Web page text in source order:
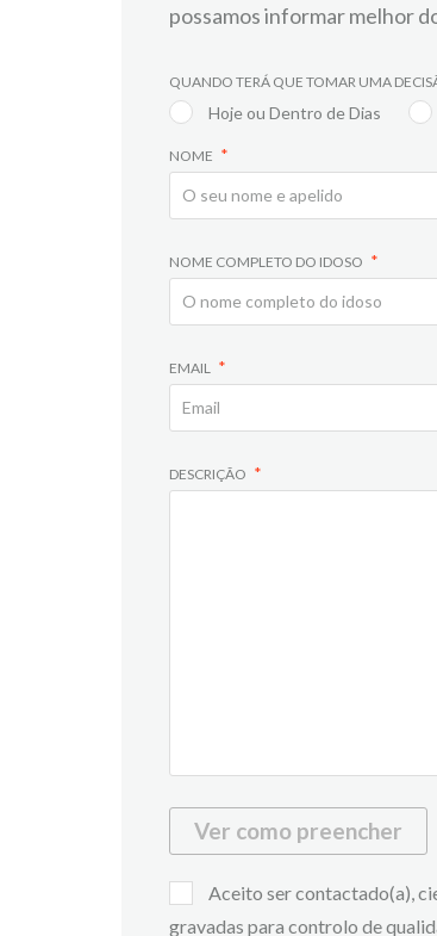
possamos informar melhor
QUANDO TERÁ QUE TOMAR UMA
Hoje ou Dentro de Dias
NOME
NOME COMPLETO DO IDOSO
EMAIL
DESCRIÇÃO
Ver como preencher
Aceito ser contactado(a),
gravadas para controlo de